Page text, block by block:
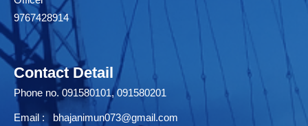
9767428914
Contact Detail
Phone no. 091580101, 091580201
Email : bhajanimun073@gmail.com